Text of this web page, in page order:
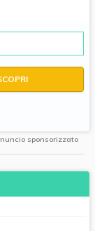
sponsorizzato